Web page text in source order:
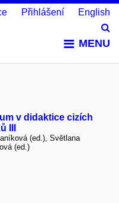
MENU
Přihlášení English
v didaktice cizích
III
(ed.), Světlana
(ed.)